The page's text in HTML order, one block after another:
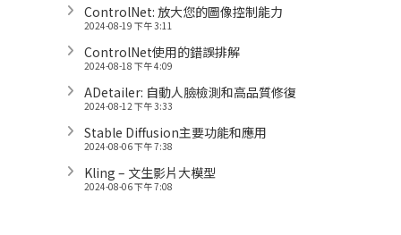
ControlNet: 放大您的圖像控制能力
2024-08-19 下午 3:11
ControlNet使用的錯誤排解
2024-08-18 下午 4:09
ADetailer: 自動人臉檢測和高品質修復
2024-08-12 下午 3:33
Stable Diffusion主要功能和應用
2024-08-06 下午 7:38
Kling – 文生影片大模型
2024-08-06 下午 7:08